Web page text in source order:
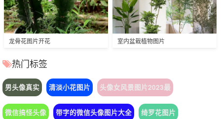
龙骨花图片开花 室内盆栽植物图片
热门标签
男头像真实 清淡小花图片 头像女风景图片2023最
微信搞怪头像 带字的微信头像图片大全 绮罗花图片